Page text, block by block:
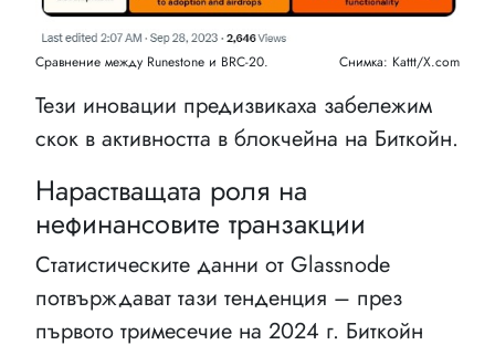
Сравнение между Runestone и BRC-20. Снимка: Kattt/X.com
Тези иновации предизвикаха забележим
скок в активността в блокчейна на Биткойн.
Нарастващата роля на
нефинансовите транзакции
Статистическите данни от Glassnode
потвърждават тази тенденция – през
първото тримесечие на 2024 г. Биткойн